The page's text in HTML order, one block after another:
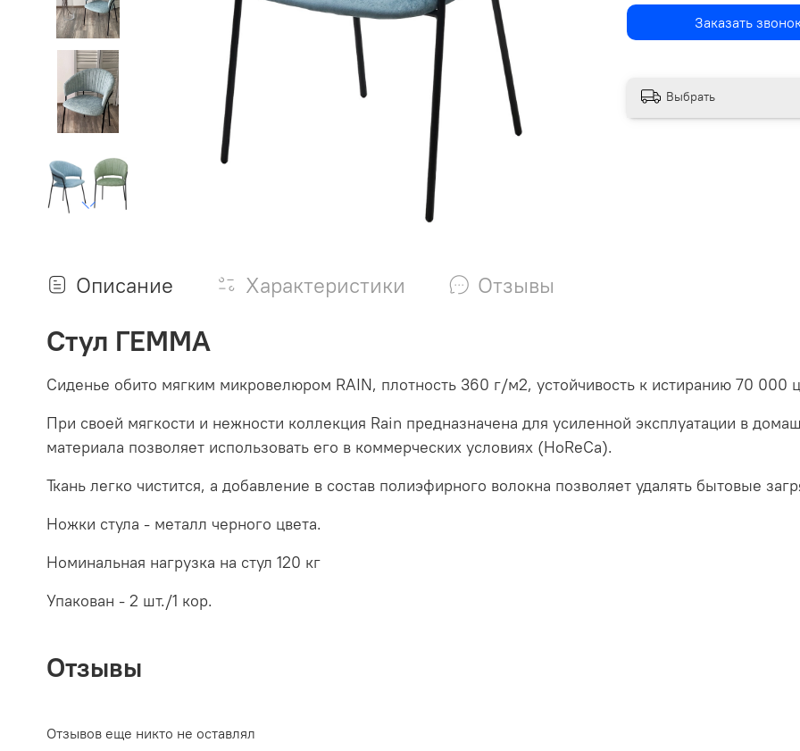
Заказать
Выбрать
Описание Характеристики Отзывы
Стул ГЕММА
Сиденье обито мягким микровелюром RAIN, плотность 360 г/м2, устойчивость к истиранию 70 000
При своей мягкости и нежности коллекция Rain предназначена для усиленной эксплуатации в
материала позволяет использовать его в коммерческих условиях (HoReCa).
Ткань легко чистится, а добавление в состав полиэфирного волокна позволяет удалять бытовые
Ножки стула - металл черного цвета.
Номинальная нагрузка на стул 120 кг
Упакован - 2 шт./1 кор.
Отзывы
Отзывов еще никто не оставлял